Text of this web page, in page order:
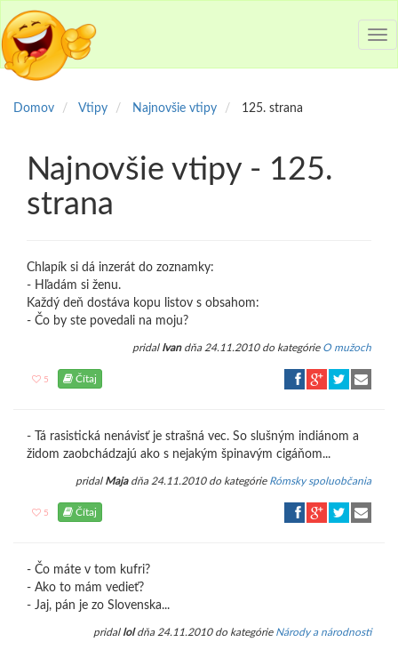
Domov Vtipy Najnovšie vtipy 125. strana
Najnovšie vtipy - 125.
strana
Chlapík si dá inzerát do zoznamky:
- Hľadám si ženu.
Každý deň dostáva kopu listov s obsahom:
- Čo by ste povedali na moju?
pridal Ivandňa 24.11.2010 do kategórie O mužoch
5 Čítaj
- Tá rasistická nenávisť je strašná vec. So slušným indiánom a
židom zaobchádzajú ako s nejakým špinavým cigáňom...
pridal Majadňa 24.11.2010 do kategórie Rómsky spoluobčania
5 Čítaj
- Čo máte v tom kufri?
- Ako to mám vedieť?
- Jaj, pán je zo Slovenska...
pridal loldňa 24.11.2010 do kategórie Národy a národnosti